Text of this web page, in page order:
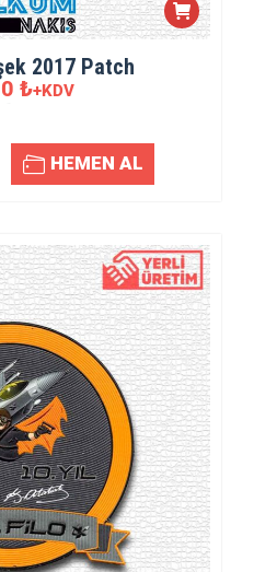
2017 Patch
₺+KDV
HEMEN AL